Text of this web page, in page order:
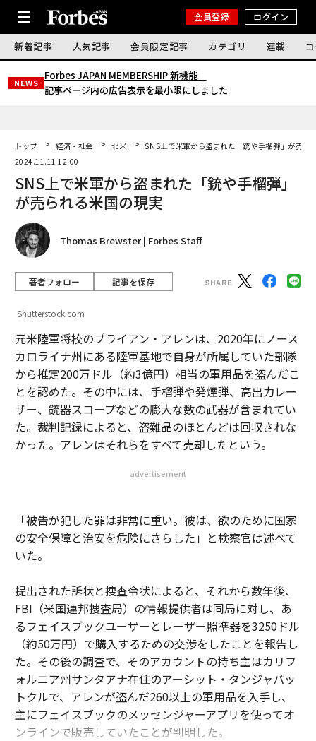
会員登録 ログイン
新着記事 人気記事 会員限定記事 カテゴリ 連載
NEWS
Forbes JAPAN MEMBERSHIP 新機能｜
記事ページ内の広告表示を最小限にしました
トップ 経済・社会 北米
SNS上で米軍から盗まれた「銃や手榴弾」が売ら
2024.11.11 12:00
SNS上で米軍から盗まれた「銃や手榴弾」
が売られる米国の現実
Thomas Brewster | Forbes Staff
著者フォロー 記事を保存
Shutterstock.com
元米陸軍将校のブライアン・アレンは、2020年にノース
カロライナ州にある陸軍基地で自身が所属していた部隊
から推定200万ドル（約3億円）相当の軍用品を盗んだこ
とを認めた。その中には、手榴弾や発煙弾、高出力レー
ザー、銃器スコープなどの膨大な数の武器が含まれてい
た。裁判記録によると、盗難品のほとんどは回収されな
かった。アレンはそれらをすべて売却したという。
advertisement
「被告が犯した罪は非常に重い。彼は、欲のために国家
の安全保障と治安を危険にさらした」と検察官は述べて
いた。
提出された訴状と捜査令状によると、それから数年後、
FBI（米国連邦捜査局）の情報提供者は同局に対し、あ
るフェイスブックユーザーとレーザー照準器を3250ドル
（約50万円）で購入するための交渉をしたことを報告し
た。その後の調査で、そのアカウントの持ち主はカリフ
ォルニア州サンタアナ在住のアーシット・タンジャパッ
トクルで、アレンが盗んだ260以上の軍用品を入手し、
主にフェイスブックのメッセンジャーアプリを使ってオ
ンラインで販売していたことが判明した。